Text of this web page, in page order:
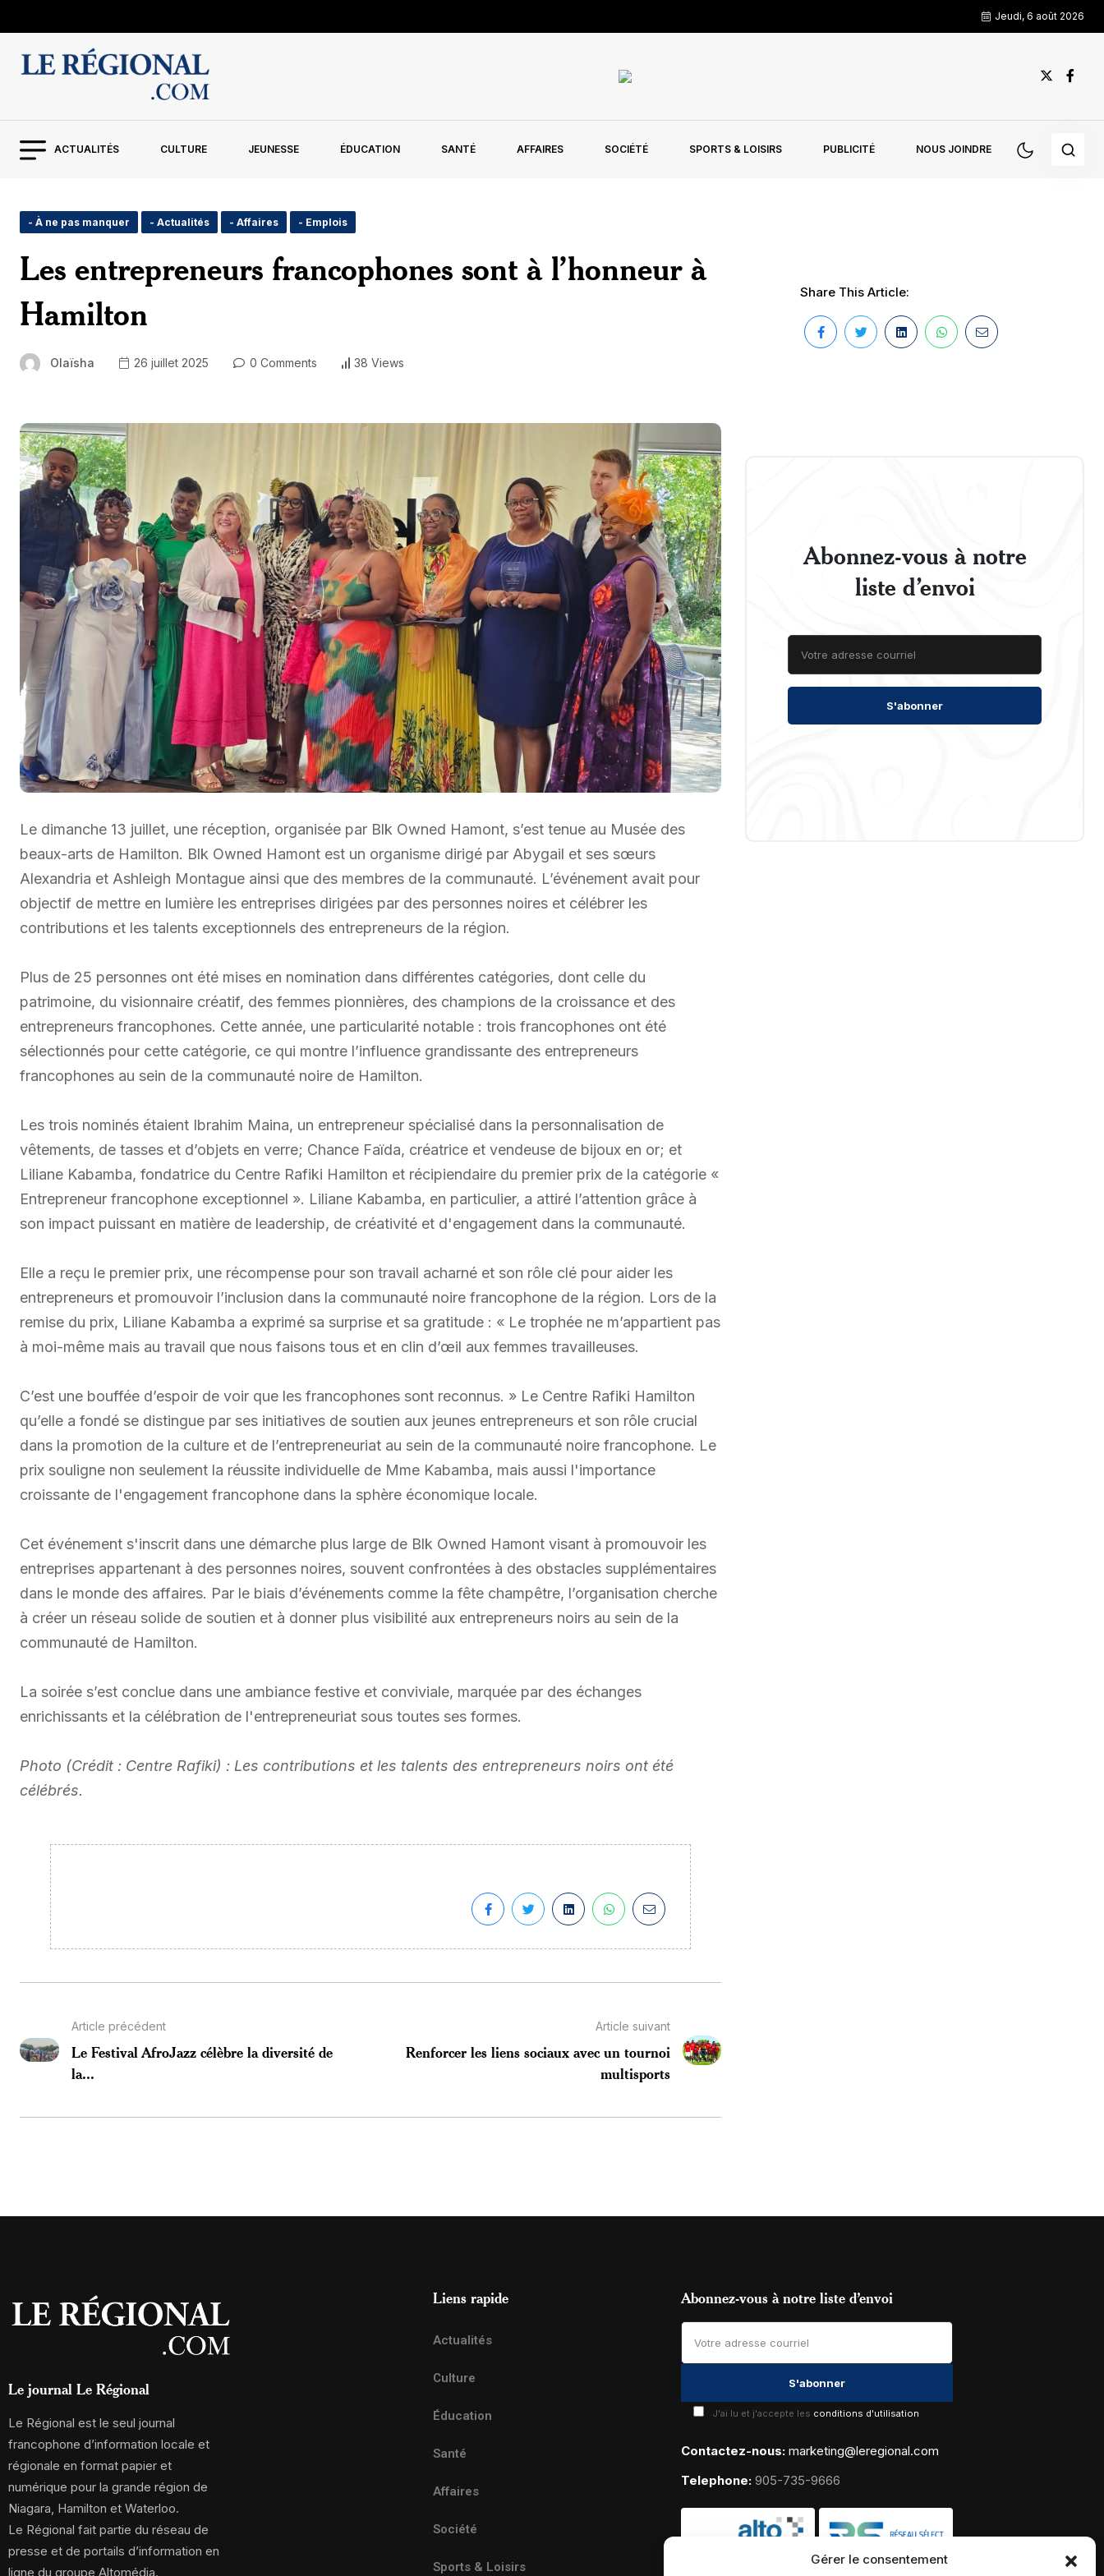
Gérer le consentement
Jeudi, 6 août 2026
ACTUALITÉS CULTURE JEUNESSE ÉDUCATION SANTÉ AFFAIRES SOCIÉTÉ SPORTS & LOISIRS PUBLICITÉ NOUS JOINDRE
- À ne pas manquer - Actualités - Affaires - Emplois
Les entrepreneurs francophones sont à l’honneur à
Hamilton
Olaïsha 26 juillet 2025 0 Comments 38 Views
Share This Article:
Le dimanche 13 juillet, une réception, organisée par Blk Owned Hamont, s’est tenue au Musée des
beaux-arts de Hamilton. Blk Owned Hamont est un organisme dirigé par Abygail et ses sœurs
Alexandria et Ashleigh Montague ainsi que des membres de la communauté. L’événement avait pour
objectif de mettre en lumière les entreprises dirigées par des personnes noires et célébrer les
contributions et les talents exceptionnels des entrepreneurs de la région.
Plus de 25 personnes ont été mises en nomination dans différentes catégories, dont celle du
patrimoine, du visionnaire créatif, des femmes pionnières, des champions de la croissance et des
entrepreneurs francophones. Cette année, une particularité notable : trois francophones ont été
sélectionnés pour cette catégorie, ce qui montre l’influence grandissante des entrepreneurs
francophones au sein de la communauté noire de Hamilton.
Les trois nominés étaient Ibrahim Maina, un entrepreneur spécialisé dans la personnalisation de
vêtements, de tasses et d’objets en verre; Chance Faïda, créatrice et vendeuse de bijoux en or; et
Liliane Kabamba, fondatrice du Centre Rafiki Hamilton et récipiendaire du premier prix de la catégorie «
Entrepreneur francophone exceptionnel ». Liliane Kabamba, en particulier, a attiré l’attention grâce à
son impact puissant en matière de leadership, de créativité et d'engagement dans la communauté.
Elle a reçu le premier prix, une récompense pour son travail acharné et son rôle clé pour aider les
entrepreneurs et promouvoir l’inclusion dans la communauté noire francophone de la région. Lors de la
remise du prix, Liliane Kabamba a exprimé sa surprise et sa gratitude : « Le trophée ne m’appartient pas
à moi-même mais au travail que nous faisons tous et en clin d’œil aux femmes travailleuses.
C’est une bouffée d’espoir de voir que les francophones sont reconnus. » Le Centre Rafiki Hamilton
qu’elle a fondé se distingue par ses initiatives de soutien aux jeunes entrepreneurs et son rôle crucial
dans la promotion de la culture et de l’entrepreneuriat au sein de la communauté noire francophone. Le
prix souligne non seulement la réussite individuelle de Mme Kabamba, mais aussi l'importance
croissante de l'engagement francophone dans la sphère économique locale.
Cet événement s'inscrit dans une démarche plus large de Blk Owned Hamont visant à promouvoir les
entreprises appartenant à des personnes noires, souvent confrontées à des obstacles supplémentaires
dans le monde des affaires. Par le biais d’événements comme la fête champêtre, l’organisation cherche
à créer un réseau solide de soutien et à donner plus visibilité aux entrepreneurs noirs au sein de la
communauté de Hamilton.
La soirée s’est conclue dans une ambiance festive et conviviale, marquée par des échanges
enrichissants et la célébration de l'entrepreneuriat sous toutes ses formes.
Photo (Crédit : Centre Rafiki) : Les contributions et les talents des entrepreneurs noirs ont été
célébrés.
Article précédent
Le Festival AfroJazz célèbre la diversité de
la...
Article suivant
Renforcer les liens sociaux avec un tournoi
multisports
Abonnez-vous à notre
liste d’envoi
Le journal Le Régional
Le Régional est le seul journal
francophone d’information locale et
régionale en format papier et
numérique pour la grande région de
Niagara, Hamilton et Waterloo.
Le Régional fait partie du réseau de
presse et de portails d’information en
ligne du groupe Altomédia.
Liens rapide
Actualités
Culture
Éducation
Santé
Affaires
Société
Sports & Loisirs
Abonnez-vous à notre liste d’envoi
J'ai lu et j'accepte les conditions d'utilisation
Contactez-nous: marketing@leregional.com
Telephone: 905-735-9666